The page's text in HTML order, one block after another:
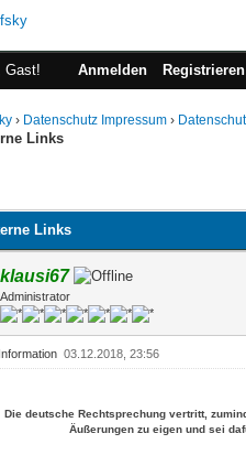
Gast! Anmelden Registrieren
› Datenschutz Impressum ›
Links
Links
klausi67
Administrator
03.12.2018, 23:56
Die deutsche Rechtsprechung vertritt,
Äußerungen zu eigen und sei